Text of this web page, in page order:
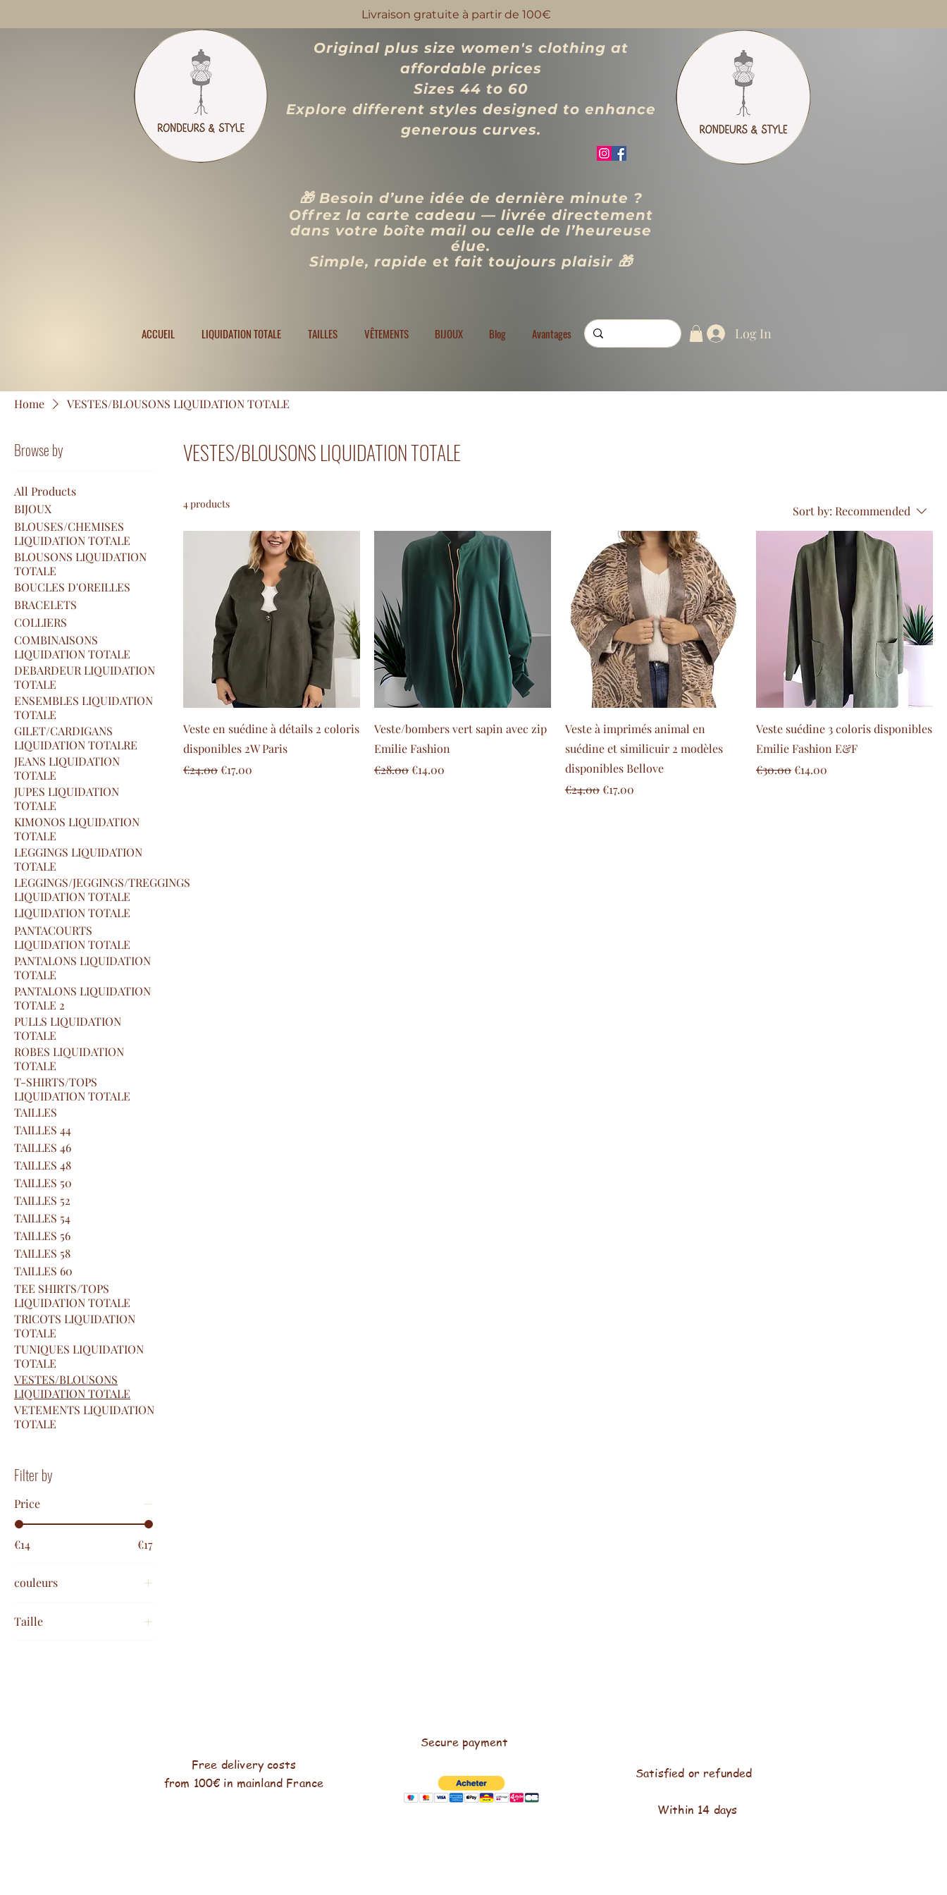
Original plus size women's clothing at
affordable prices
Sizes 44 to 60
Explore different styles designed to enhance
generous curves.
🎁 Besoin d’une idée de dernière minute ?
Offrez la carte cadeau — livrée directement
dans votre boîte mail ou celle de l’heureuse
élue.
Simple, rapide et fait toujours plaisir 🎁
ACCUEIL LIQUIDATION TOTALE TAILLES VÊTEMENTS BIJOUX Blog Avantages Log In
Livraison gratuite à partir de 100€
Home VESTES/BLOUSONS LIQUIDATION TOTALE
Browse by
All Products
BIJOUX
BLOUSES/CHEMISES
LIQUIDATION TOTALE
BLOUSONS LIQUIDATION
TOTALE
BOUCLES D'OREILLES
BRACELETS
COLLIERS
COMBINAISONS
LIQUIDATION TOTALE
DEBARDEUR LIQUIDATION
TOTALE
ENSEMBLES LIQUIDATION
TOTALE
GILET/CARDIGANS
LIQUIDATION TOTALRE
JEANS LIQUIDATION
TOTALE
JUPES LIQUIDATION
TOTALE
KIMONOS LIQUIDATION
TOTALE
LEGGINGS LIQUIDATION
TOTALE
LEGGINGS/JEGGINGS/TREGGINGS
LIQUIDATION TOTALE
LIQUIDATION TOTALE
PANTACOURTS
LIQUIDATION TOTALE
PANTALONS LIQUIDATION
TOTALE
PANTALONS LIQUIDATION
TOTALE 2
PULLS LIQUIDATION
TOTALE
ROBES LIQUIDATION
TOTALE
T-SHIRTS/TOPS
LIQUIDATION TOTALE
TAILLES
TAILLES 44
TAILLES 46
TAILLES 48
TAILLES 50
TAILLES 52
TAILLES 54
TAILLES 56
TAILLES 58
TAILLES 60
TEE SHIRTS/TOPS
LIQUIDATION TOTALE
TRICOTS LIQUIDATION
TOTALE
TUNIQUES LIQUIDATION
TOTALE
VESTES/BLOUSONS
LIQUIDATION TOTALE
VETEMENTS LIQUIDATION
TOTALE
Filter by
Price
€14 €17
couleurs
Taille
VESTES/BLOUSONS LIQUIDATION TOTALE
4 products Sort by: Recommended
Veste en suédine à détails 2 coloris
disponibles 2W Paris
Regular Price
€24.00Sale Price
€17.00
Veste/bombers vert sapin avec zip
Emilie Fashion
Regular Price
€28.00Sale Price
€14.00
Veste à imprimés animal en
suédine et similicuir 2 modèles
disponibles Bellove
Regular Price
€24.00Sale Price
€17.00
Veste suédine 3 coloris disponibles
Emilie Fashion E&F
Regular Price
€30.00Sale Price
€14.00
Secure payment
Free delivery costs
from 100€ in mainland France
Satisfied or refunded
Within 14 days